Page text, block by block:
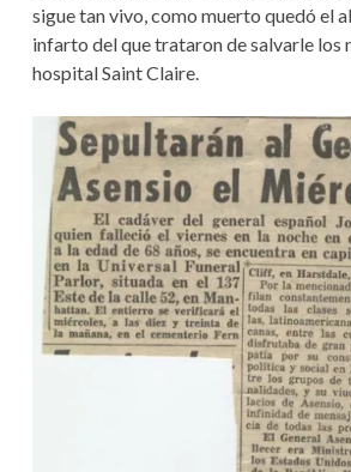
sigue tan vivo, como muerto quedó el
infarto del que trataron de salvarle los
hospital Saint Claire.